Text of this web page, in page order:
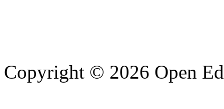
Copyright © 2026 Open